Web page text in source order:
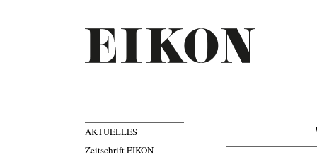
AKTUELLES
Zeitschrift EIKON